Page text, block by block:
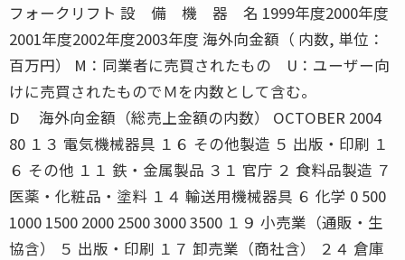
フォークリフト 設 備 機 器 名 1999年度2000年度
2001年度2002年度2003年度 海外向金額（ 内数, 単位：
百万円） M：同業者に売買されたもの U：ユーザー向
けに売買されたものでＭを内数として含む。
D 海外向金額（総売上金額の内数） OCTOBER 2004
80 １３ 電気機械器具 １６ その他製造 ５ 出版・印刷 １
６ その他 １１ 鉄・金属製品 ３１ 官庁 ２ 食料品製造 ７
医薬・化粧品・塗料 １４ 輸送用機械器具 ６ 化学 0 500
1000 1500 2000 2500 3000 3500 １９ 小売業（通販・生
協含） ５ 出版・印刷 １７ 卸売業（商社含） ２４ 倉庫